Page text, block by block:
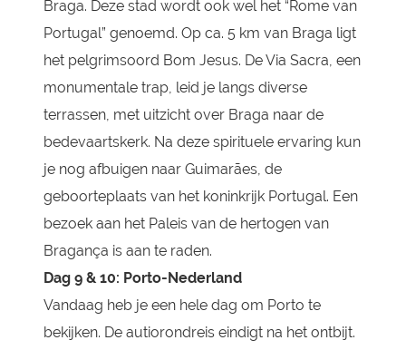
Braga. Deze stad wordt ook wel het “Rome van
Portugal” genoemd. Op ca. 5 km van Braga ligt
het pelgrimsoord Bom Jesus. De Via Sacra, een
monumentale trap, leid je langs diverse
terrassen, met uitzicht over Braga naar de
bedevaartskerk. Na deze spirituele ervaring kun
je nog afbuigen naar Guimarães, de
geboorteplaats van het koninkrijk Portugal. Een
bezoek aan het Paleis van de hertogen van
Bragança is aan te raden.
Dag 9 & 10: Porto-Nederland
Vandaag heb je een hele dag om Porto te
bekijken. De autiorondreis eindigt na het ontbijt.